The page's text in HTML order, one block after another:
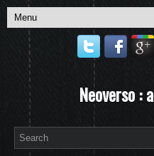
Neoverso :